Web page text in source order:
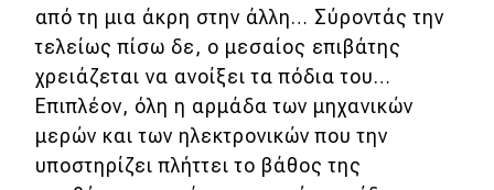
από τη μια άκρη στην άλλη… Σύροντάς την
τελείως πίσω δε, ο μεσαίος επιβάτης
χρειάζεται να ανοίξει τα πόδια του…
Επιπλέον, όλη η αρμάδα των μηχανικών
μερών και των ηλεκτρονικών που την
υποστηρίζει πλήττει το βάθος της